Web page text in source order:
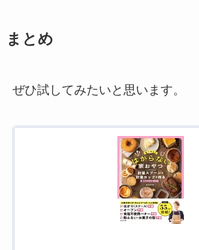
まとめ
ぜひ試してみたいと思います。